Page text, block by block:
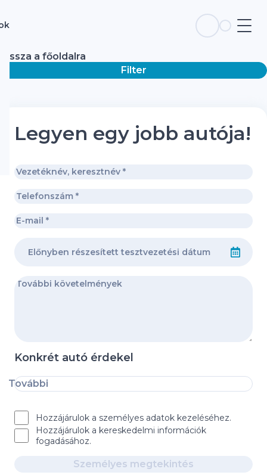
Vissza a főoldalra
Filter
Legyen egy jobb autója!
Konkrét autó érdekel
További
Hozzájárulok a személyes adatok kezeléséhez.
Hozzájárulok a kereskedelmi információk
fogadásához.
Személyes megtekintés